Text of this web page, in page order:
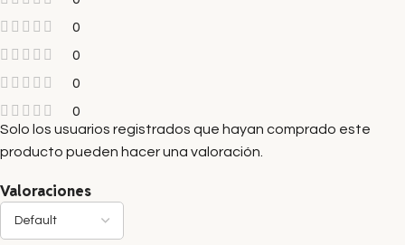
0
0
0
0
Valoraciones
Solo los usuarios registrados que hayan comprado este
producto pueden hacer una valoración.